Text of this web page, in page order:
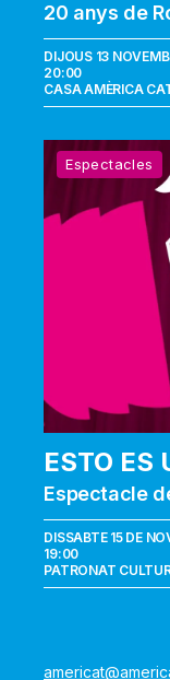
20 anys de
DIJOUS 13
20:00
CASA AMÈRICA
Esto
es
secreto
Espectacles
ESTO ES
Espectacle
DISSABTE 15 DE
19:00
PATRONAT